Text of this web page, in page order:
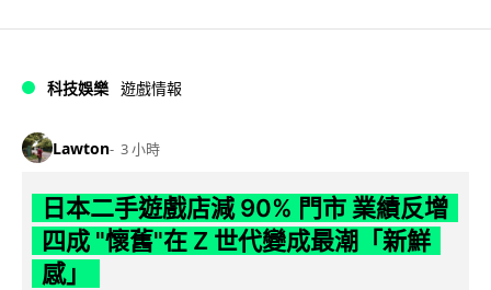
科技娛樂 遊戲情報
Lawton 3 小時
日本二手遊戲店減 90% 門市 業績反增
四成 "懷舊"在 Z 世代變成最潮「新鮮
感」